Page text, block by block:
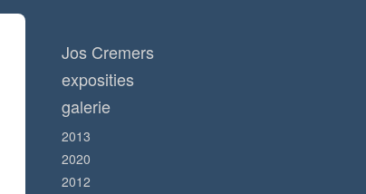
Jos Cremers
exposities
galerie
2013
2020
2012